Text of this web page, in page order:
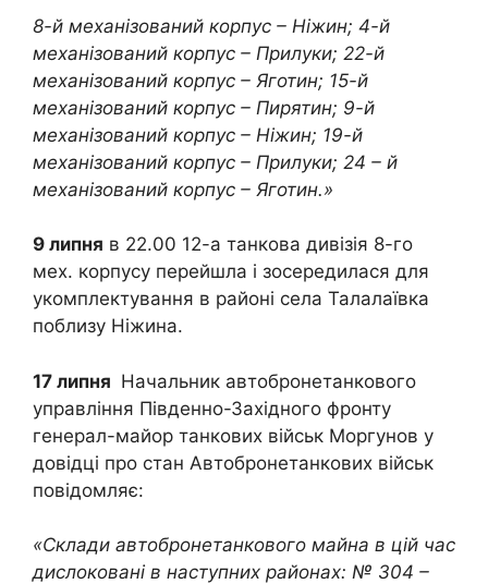
8-й механізований корпус – Ніжин; 4-й
механізований корпус – Прилуки; 22-й
механізований корпус – Яготин; 15-й
механізований корпус – Пирятин; 9-й
механізований корпус – Ніжин; 19-й
механізований корпус – Прилуки; 24 – й
механізований корпус – Яготин.»
9 липня в 22.00 12-а танкова дивізія 8-го
мех. корпусу перейшла і зосередилася для
укомплектування в районі села Талалаївка
поблизу Ніжина.
17 липня Начальник автобронетанкового
управління Південно-Західного фронту
генерал-майор танкових військ Моргунов у
довідці про стан Автобронетанкових військ
повідомляє:
«Склади автобронетанкового майна в цій час
дислоковані в наступних районах: № 304 –